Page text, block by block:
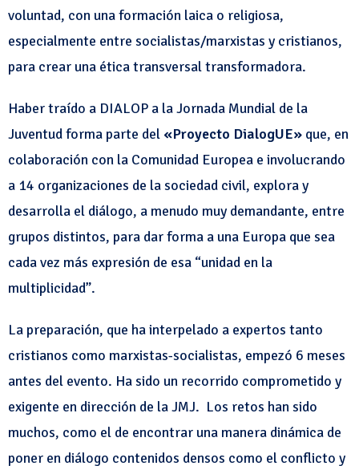
voluntad, con una formación laica o religiosa,
especialmente entre socialistas/marxistas y cristianos,
para crear una ética transversal transformadora.
Haber traído a DIALOP a la Jornada Mundial de la
Juventud forma parte del «Proyecto DialogUE» que, en
colaboración con la Comunidad Europea e involucrando
a 14 organizaciones de la sociedad civil, explora y
desarrolla el diálogo, a menudo muy demandante, entre
grupos distintos, para dar forma a una Europa que sea
cada vez más expresión de esa “unidad en la
multiplicidad”.
La preparación, que ha interpelado a expertos tanto
cristianos como marxistas-socialistas, empezó 6 meses
antes del evento. Ha sido un recorrido comprometido y
exigente en dirección de la JMJ. Los retos han sido
muchos, como el de encontrar una manera dinámica de
poner en diálogo contenidos densos como el conflicto y